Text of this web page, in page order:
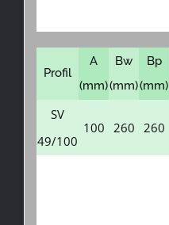
Profil
A
(mm)
Bw
(mm)
Bp
(mm)
SV
49/100
100 260 260